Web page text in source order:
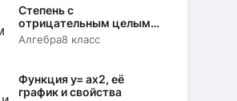
Степень с
отрицательным целым
показателем
Алгебра8 класс
Функция y= аx2, её
график и свойства